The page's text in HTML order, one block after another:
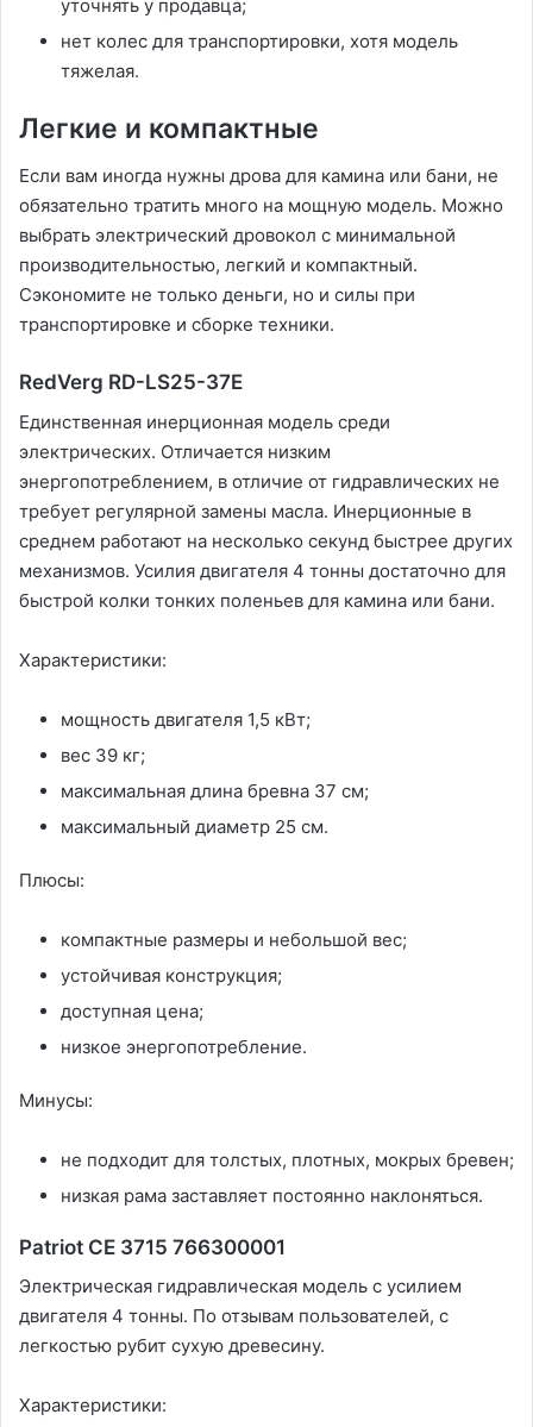
уточнять у продавца;
нет колес для транспортировки, хотя модель
тяжелая.
Легкие и компактные
Если вам иногда нужны дрова для камина или бани, не
обязательно тратить много на мощную модель. Можно
выбрать электрический дровокол с минимальной
производительностью, легкий и компактный.
Сэкономите не только деньги, но и силы при
транспортировке и сборке техники.
RedVerg RD-LS25-37E
Единственная инерционная модель среди
электрических. Отличается низким
энергопотреблением, в отличие от гидравлических не
требует регулярной замены масла. Инерционные в
среднем работают на несколько секунд быстрее других
механизмов. Усилия двигателя 4 тонны достаточно для
быстрой колки тонких поленьев для камина или бани.
Характеристики:
мощность двигателя 1,5 кВт;
вес 39 кг;
максимальная длина бревна 37 см;
максимальный диаметр 25 см.
Плюсы:
компактные размеры и небольшой вес;
устойчивая конструкция;
доступная цена;
низкое энергопотребление.
Минусы:
не подходит для толстых, плотных, мокрых бревен;
низкая рама заставляет постоянно наклоняться.
Patriot CE 3715 766300001
Электрическая гидравлическая модель с усилием
двигателя 4 тонны. По отзывам пользователей, с
легкостью рубит сухую древесину.
Характеристики: